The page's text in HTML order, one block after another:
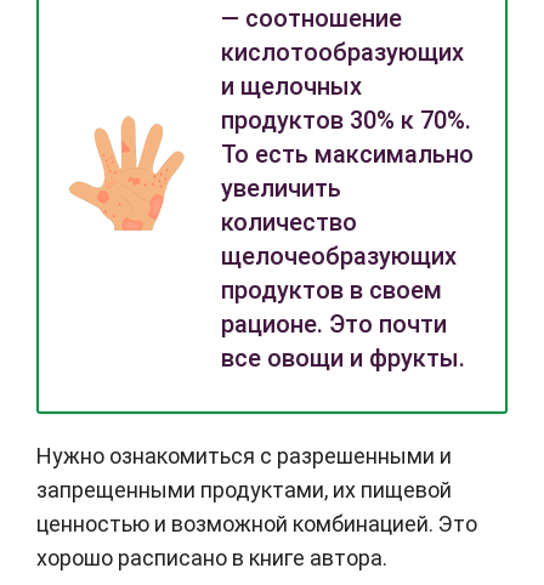
— соотношение
кислотообразующих
и щелочных
продуктов 30% к 70%.
То есть максимально
увеличить
количество
щелочеобразующих
продуктов в своем
рационе. Это почти
все овощи и фрукты.
Нужно ознакомиться с разрешенными и
запрещенными продуктами, их пищевой
ценностью и возможной комбинацией. Это
хорошо расписано в книге автора.